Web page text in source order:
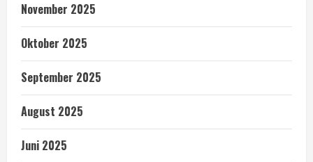
November 2025
Oktober 2025
September 2025
August 2025
Juni 2025